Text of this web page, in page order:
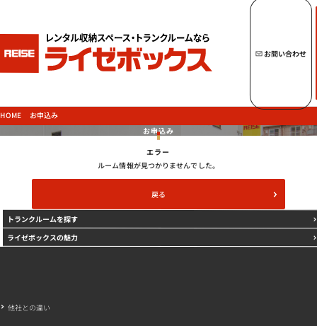
トップページへ
トランクルームを探す
ご契約の流れ・お支払方法
ご利用中のお客様
お問い合わせ
お問い合わせ
HOME お申込み
お申込み
エラー
ルーム情報が見つかりませんでした。
戻る
トランクルームを探す
ライゼボックスの魅力
他社との違い